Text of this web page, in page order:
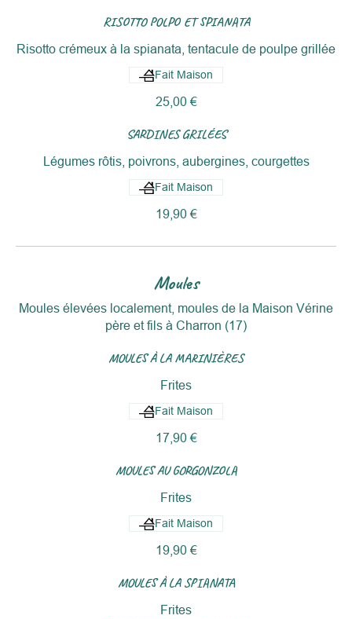
RISOTTO POLPO ET SPIANATA
Risotto crémeux à la spianata, tentacule de poulpe grillée
25,00 €
Fait Maison
SARDINES GRILÉES
Légumes rôtis, poivrons, aubergines, courgettes
19,90 €
Fait Maison
Moules
Moules élevées localement, moules de la Maison Vérine
père et fils à Charron (17)
MOULES À LA MARINIÈRES
Frites
17,90 €
Fait Maison
MOULES AU GORGONZOLA
Frites
19,90 €
Fait Maison
MOULES À LA SPIANATA
Frites